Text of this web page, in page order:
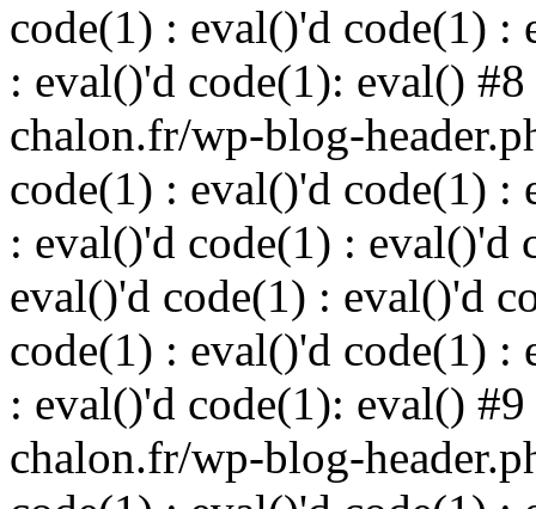
code(1) : eval()'d code(1) :
: eval()'d code(1): eval()
chalon.fr/wp-blog-
code(1) : eval()'d code(1) :
: eval()'d code(1) : eval()'d
eval()'d code(1) : eval()'d
code(1) : eval()'d code(1) :
: eval()'d code(1): eval()
chalon.fr/wp-blog-